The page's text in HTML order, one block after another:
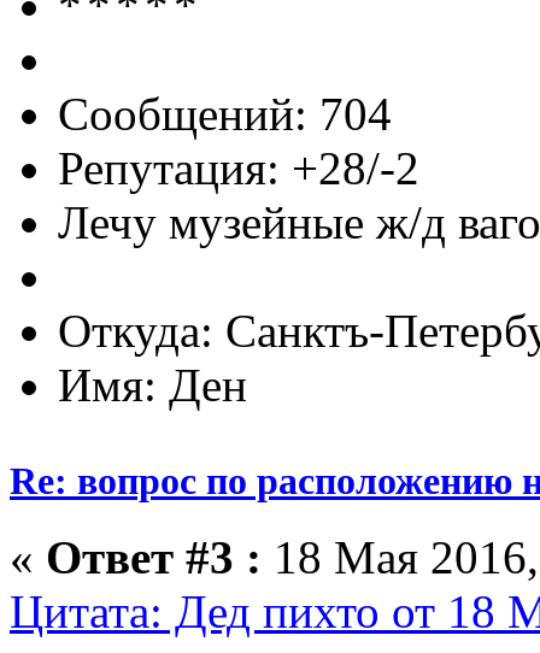
Сообщений: 704
Репутация: +28/-2
Лечу музейные ж/д
Откуда: Санктъ-
Имя: Ден
Re: вопрос по расположению
« Ответ #3 : 18 Мая
Цитата: Дед пихто от 18